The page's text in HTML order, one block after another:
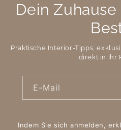
Dein
Praktische Interior-Tipps,
direkt in Ihr
E-Mail
Indem Sie sich anmelden,